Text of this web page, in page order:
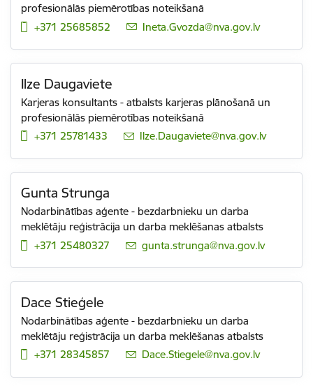
profesionālās piemērotības noteikšanā
+371 25685852
E-pasts:
Ineta.Gvozda@nva.gov.lv
Ilze Daugaviete
Karjeras konsultants - atbalsts karjeras plānošanā un
profesionālās piemērotības noteikšanā
+371 25781433
E-pasts:
Ilze.Daugaviete@nva.gov.lv
Gunta Strunga
Nodarbinātības aģente - bezdarbnieku un darba
meklētāju reģistrācija un darba meklēšanas atbalsts
+371 25480327
E-pasts:
gunta.strunga@nva.gov.lv
Dace Stieģele
Nodarbinātības aģente - bezdarbnieku un darba
meklētāju reģistrācija un darba meklēšanas atbalsts
+371 28345857
E-pasts:
Dace.Stiegele@nva.gov.lv